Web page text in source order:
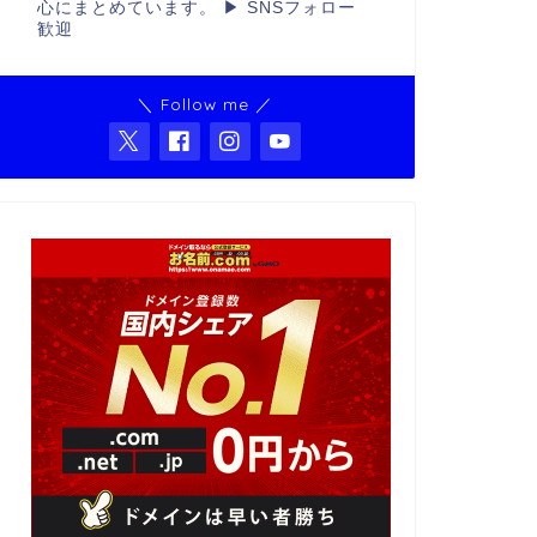
心にまとめています。 ▶ SNSフォロー
歓迎
＼ Follow me ／